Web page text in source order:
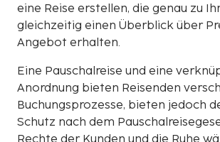
eine Reise erstellen, die genau zu
gleichzeitig einen Überblick über
Angebot erhalten.
Eine Pauschalreise und eine
Anordnung bieten Reisenden
Buchungsprozesse, bieten jedoch
Schutz nach dem